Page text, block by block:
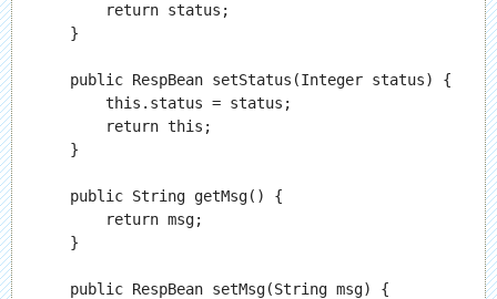
        return status;
    }
    public RespBean setStatus(Integer status) {
        this.status = status;
        return this;
    }
    public String getMsg() {
        return msg;
    }
    public RespBean setMsg(String msg) {